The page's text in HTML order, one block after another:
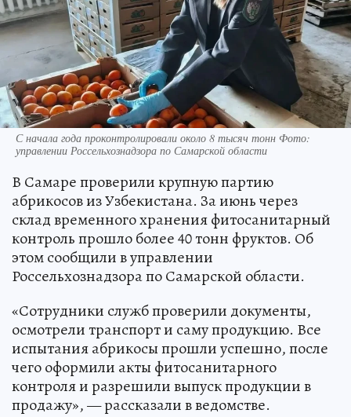
С начала года проконтролировали около 8 тысяч тонн Фото:
управлении Россельхознадзора по Самарской области
В Самаре проверили крупную партию
абрикосов из Узбекистана. За июнь через
склад временного хранения фитосанитарный
контроль прошло более 40 тонн фруктов. Об
этом сообщили в управлении
Россельхознадзора по Самарской области.
«Сотрудники служб проверили документы,
осмотрели транспорт и саму продукцию. Все
испытания абрикосы прошли успешно, после
чего оформили акты фитосанитарного
контроля и разрешили выпуск продукции в
продажу», — рассказали в ведомстве.